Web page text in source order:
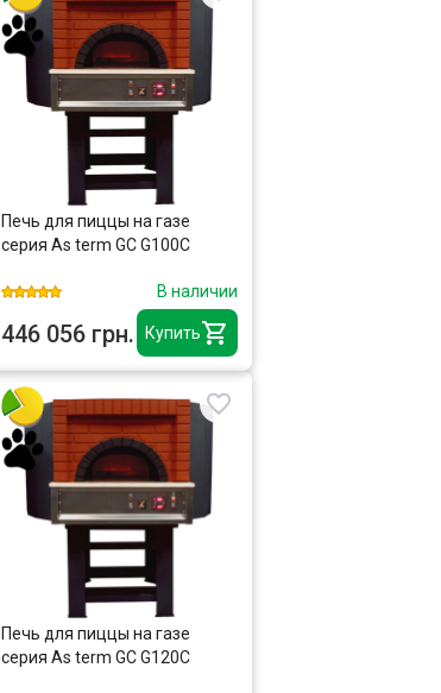
Купить
Печь для пиццы на газе
серия As term GC G100C
В наличии
446 056 грн.
Печь для пиццы на газе
серия As term GC G120C